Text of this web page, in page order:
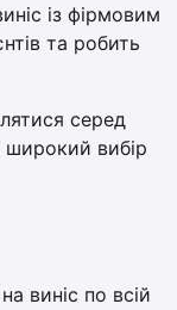
із фірмовим
та робить
серед
широкий вибір
виніс по всій